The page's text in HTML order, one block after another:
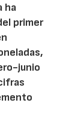
ha
primer
junio